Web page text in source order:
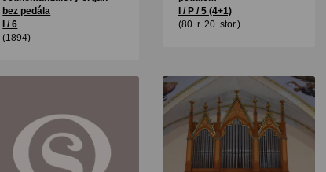
bez pedála
I / 6
(1894)
I / P / 5 (4+1)
(80. r. 20. stor.)